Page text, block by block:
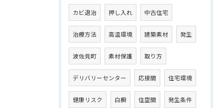
カビ退治 押し入れ 中古住宅
治療方法 高温環境 建築素材 発生
波佐見町 素材保護 取り方
デリバリーセンター 応接間 住宅環境
健康リスク 白癬 住空間 発生条件